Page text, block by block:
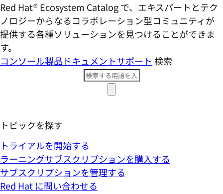
Red Hat® Ecosystem Catalog で、エキスパートとテク
ノロジーからなるコラボレーション型コミ​ュニティが
提供する各種ソリューションを見つけることができま
す。
コンソール製品ドキュメントサポート 検索
トピックを探す
トライアルを開始する
ラーニングサブスクリプションを購入する
サブスクリプションを管理する
Red Hat に問い合わせる